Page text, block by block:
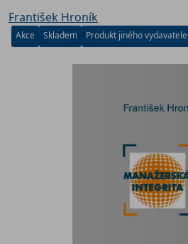
František Hroník
Akce Skladem Produkt jiného vydavatele